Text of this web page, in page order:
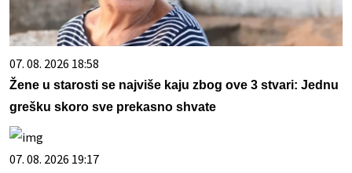
07. 08. 2026 18:58
Žene u starosti se najviše kaju zbog ove 3 stvari: Jednu
grešku skoro sve prekasno shvate
07. 08. 2026 19:17